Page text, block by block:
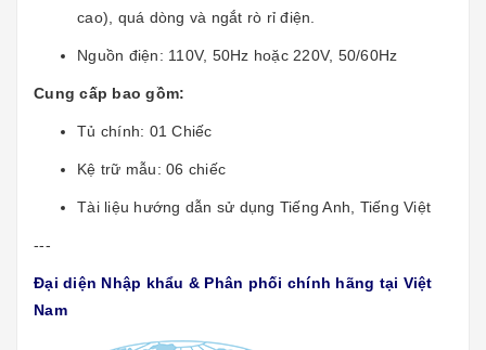
cao), quá dòng và ngắt rò rỉ điện.
Nguồn điện: 110V, 50Hz hoặc 220V, 50/60Hz
Cung cấp bao gồm:
Tủ chính: 01 Chiếc
Kệ trữ mẫu: 06 chiếc
Tài liệu hướng dẫn sử dụng Tiếng Anh, Tiếng Việt
---
Đại diện Nhập khẩu & Phân phối chính hãng tại Việt
Nam